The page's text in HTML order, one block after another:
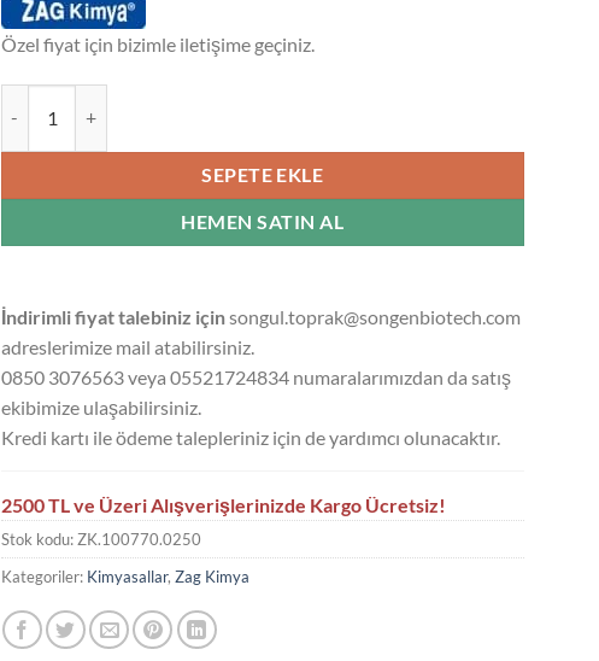
Özel fiyat için bizimle iletişime geçiniz.
SEPETE EKLE
HEMEN SATIN AL
İndirimli fiyat talebiniz içinsongul.toprak@songenbiotech.com
adreslerimize mail atabilirsiniz.
0850 3076563 veya 05521724834 numaralarımızdan da satış
ekibimize ulaşabilirsiniz.
Kredi kartı ile ödeme talepleriniz için de yardımcı olunacaktır.
2500 TL ve Üzeri Alışverişlerinizde Kargo Ücretsiz!
Stok kodu:ZK.100770.0250
Kategoriler: Kimyasallar, Zag Kimya